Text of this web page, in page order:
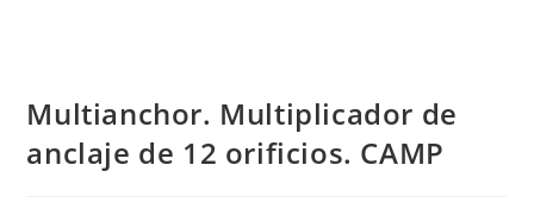
Multianchor. Multiplicador de
anclaje de 12 orificios. CAMP